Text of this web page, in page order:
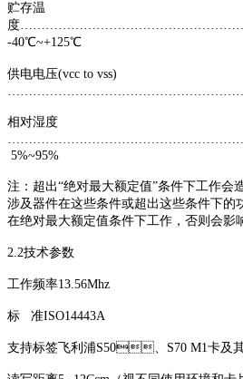
贮存温
度
-40℃~+125℃
供电电压(vcc to vss)
相对湿度
5%~95%
注：超出“绝对最大额定值”条件下工作会
涉及器件在这些条件或超出这些条件下的功
在绝对最大额定值条件下工作，否则会影响其
2.2技术参数
工作频率13.56Mhz
标 准ISO14443A
支持标签飞利浦S50、S70 M1卡及